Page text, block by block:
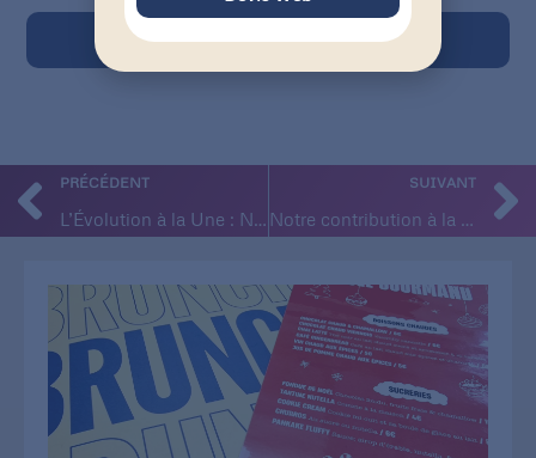
Inscription
PRÉCÉDENT
L’Évolution à la Une : Notre Nouvelle identité révélée !
SUIVANT
Notre contribution à la baisse des émissions de polluants à Marseille